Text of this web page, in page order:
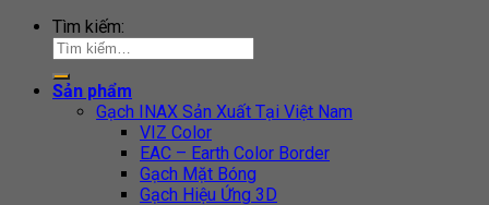
Tìm kiếm:
Sản phẩm
Gạch INAX Sản Xuất Tại Việt Nam
VIZ Color
EAC – Earth Color Border
Gạch Mặt Bóng
Gạch Hiệu Ứng 3D